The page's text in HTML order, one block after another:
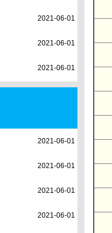
2021-06-01
2021-06-01
2021-06-01
2021-06-01
2021-06-01
2021-06-01
2021-06-01